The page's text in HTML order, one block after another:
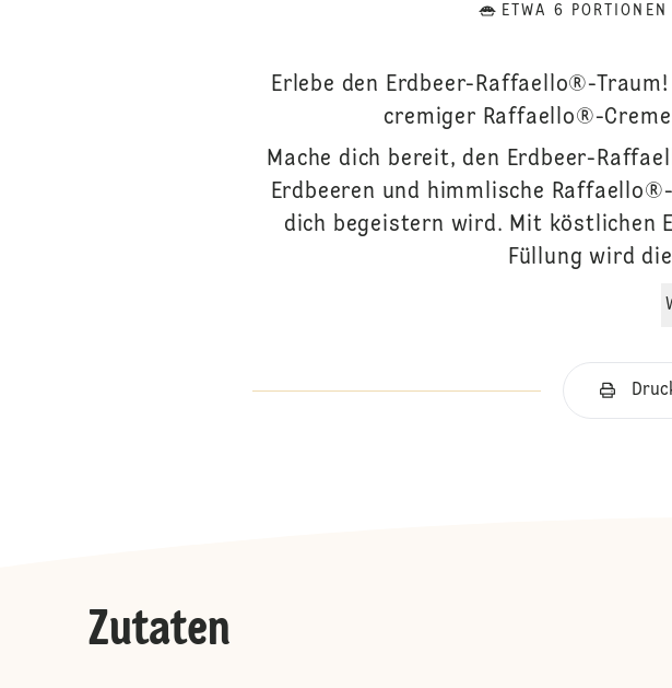
ETWA 6 PORTIONEN
Erlebe den Erdbeer-Raffaello®-
cremiger Raffaello®-
Mache dich bereit, den Erdbeer-
Erdbeeren und himmlische
dich begeistern wird. Mit köstlichen
Füllung wird
Zutaten